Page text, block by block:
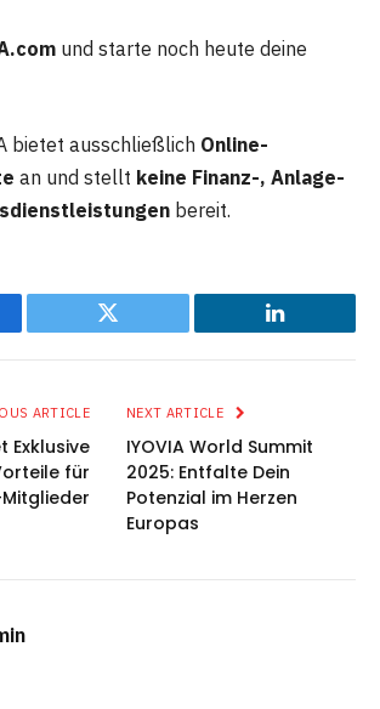
und starte noch heute deine
bietet ausschließlich Online-
an und stellt keine Finanz-, Anlage-
bereit.
Twitter LinkedIn
ARTICLE
Exklusive
für
NEXT ARTICLE
IYOVIA World Summit
2025: Entfalte Dein
Potenzial im Herzen
Europas